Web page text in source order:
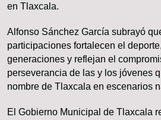
en Tlaxcala.
Alfonso Sánchez García subrayó
participaciones fortalecen el
generaciones y reflejan el
perseverancia de las y los jóvenes
nombre de Tlaxcala en escenarios
El Gobierno Municipal de Tlaxcala